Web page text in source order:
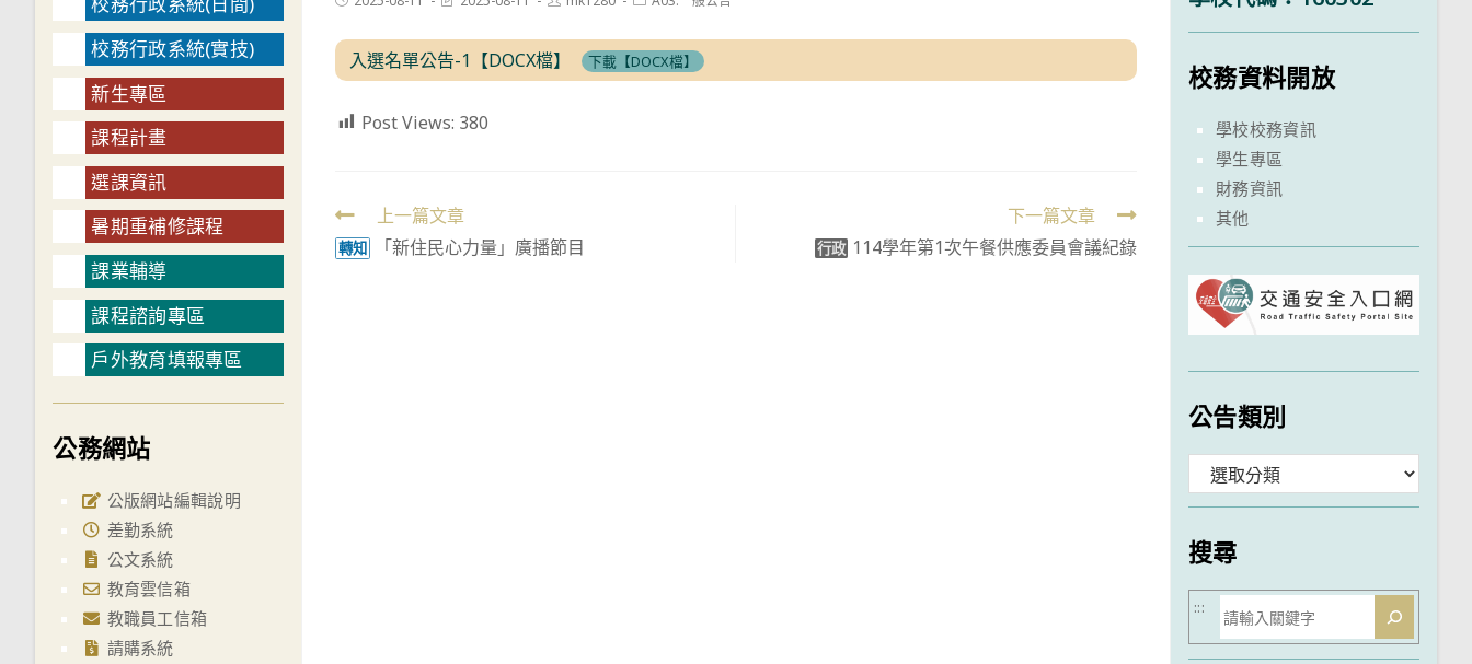
入選名單公告-1【DOCX檔】 下載【DOCX檔】
Post Views: 380
Read
more
上一篇文章
轉知 「新住民心力量」廣播節目
下一篇文章
行政 114學年第1次午餐供應委員會議紀錄
校務行政系統(實技)
新生專區
課程計畫
選課資訊
暑期重補修課程
課業輔導
課程諮詢專區
戶外教育填報專區
公務網站
公版網站編輯說明
差勤系統
公文系統
教育雲信箱
教職員工信箱
請購系統
校務資料開放
學校校務資訊
學生專區
財務資訊
其他
公告類別
類
搜尋
搜
尋
:::